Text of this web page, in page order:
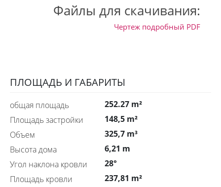
Файлы для скачивания:
Чертеж подробный PDF
ПЛОЩАДЬ И ГАБАРИТЫ
общая площадь
252.27 m²
Площадь застройки
148,5 m²
Объем
325,7 m³
Высота дома
6,21 m
Угол наклона кровли
28°
Площадь кровли
237,81 m²